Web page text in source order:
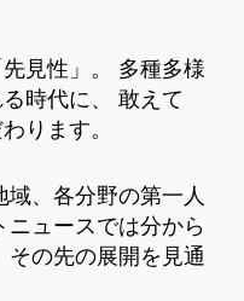
見性」。 多種多様
時代に、 敢えて
ります。
、各分野の第一人
ュースでは分から
その先の展開を見通